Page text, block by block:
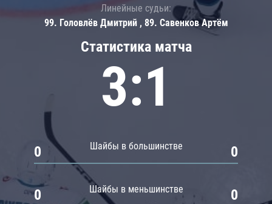
Статистика матча
3:1
Шайбы в большинстве
0 0
Шайбы в меньшинстве
0 0
Линейные судьи:
99. Головлёв Дмитрий , 89. Савенков Артём